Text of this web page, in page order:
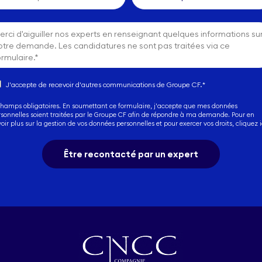
J'accepte de recevoir d'autres communications de Groupe CF.*
obligatoires. En soumettant ce formulaire, j'accepte que mes données
soient traitées par le Groupe CF afin de répondre à ma demande. Pour en
plus sur la gestion de vos données personnelles et pour exercer vos droits, cliquez